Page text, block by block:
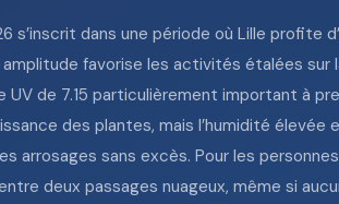
s’inscrit dans une période où Lille profite
favorise les activités étalées sur
UV de 7.15 particulièrement important à
des plantes, mais l’humidité
arrosages sans excès. Pour les
deux passages nuageux, même si